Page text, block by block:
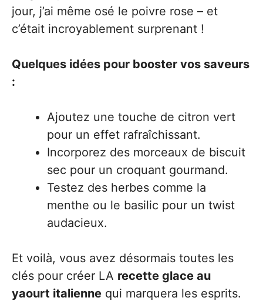
jour, j’ai même osé le poivre rose – et
c’était incroyablement surprenant !
Quelques idées pour booster vos saveurs
:
Ajoutez une touche de citron vert
pour un effet rafraîchissant.
Incorporez des morceaux de biscuit
sec pour un croquant gourmand.
Testez des herbes comme la
menthe ou le basilic pour un twist
audacieux.
Et voilà, vous avez désormais toutes les
clés pour créer LA recette glace au
yaourt italienne qui marquera les esprits.